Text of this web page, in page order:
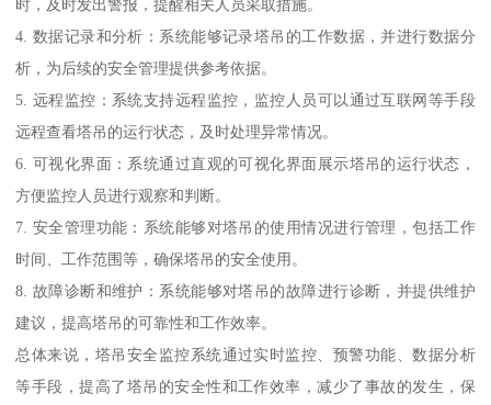
时，及时发出警报，提醒相关人员采取措施。
4. 数据记录和分析：系统能够记录塔吊的工作数据，并进行数据分
析，为后续的安全管理提供参考依据。
5. 远程监控：系统支持远程监控，监控人员可以通过互联网等手段
远程查看塔吊的运行状态，及时处理异常情况。
6. 可视化界面：系统通过直观的可视化界面展示塔吊的运行状态，
方便监控人员进行观察和判断。
7. 安全管理功能：系统能够对塔吊的使用情况进行管理，包括工作
时间、工作范围等，确保塔吊的安全使用。
8. 故障诊断和维护：系统能够对塔吊的故障进行诊断，并提供维护
建议，提高塔吊的可靠性和工作效率。
总体来说，塔吊安全监控系统通过实时监控、预警功能、数据分析
等手段，提高了塔吊的安全性和工作效率，减少了事故的发生，保